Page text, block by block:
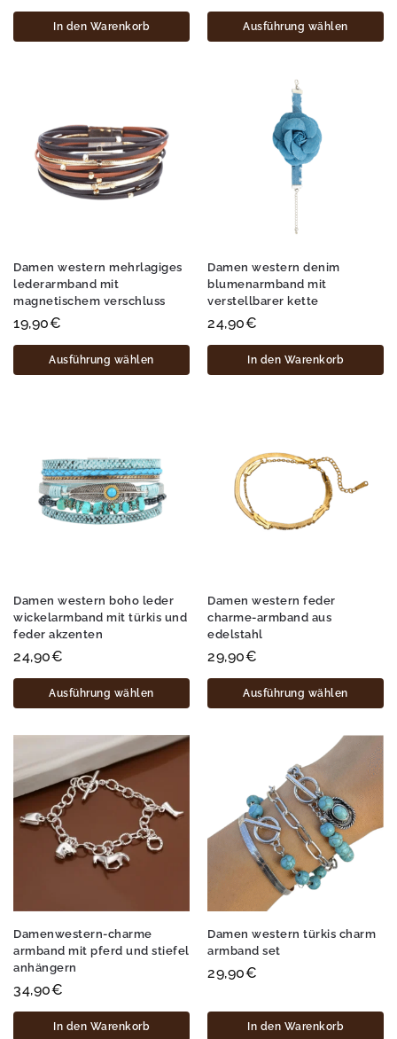
In den Warenkorb Ausführung wählen
Damen western mehrlagiges
lederarmband mit
magnetischem verschluss
19,90€
Ausführung wählen
Damen western denim
blumenarmband mit
verstellbarer kette
24,90€
In den Warenkorb
Damen western boho leder
wickelarmband mit türkis und
feder akzenten
24,90€
Ausführung wählen
Damen western feder
charme-armband aus
edelstahl
29,90€
Ausführung wählen
Damenwestern-charme
armband mit pferd und stiefel
anhängern
34,90€
In den Warenkorb
Damen western türkis charm
armband set
29,90€
In den Warenkorb